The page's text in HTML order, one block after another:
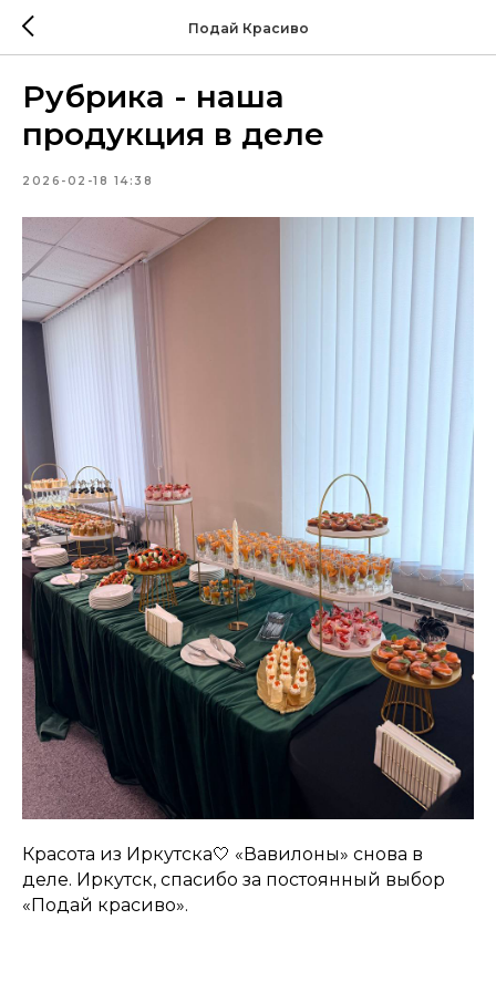
Подай Красиво
Рубрика - наша
продукция в деле
2026-02-18 14:38
Красота из Иркутска🤍 «Вавилоны» снова в
деле. Иркутск, спасибо за постоянный выбор
«Подай красиво».